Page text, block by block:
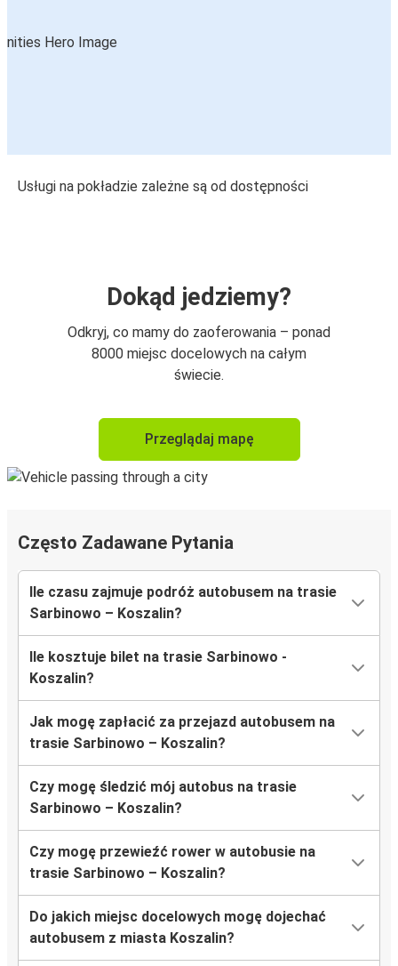
Usługi na pokładzie zależne są od dostępności
Dokąd jedziemy?
Odkryj, co mamy do zaoferowania – ponad
8000 miejsc docelowych na całym
świecie.
Przeglądaj mapę
Często Zadawane Pytania
Ile czasu zajmuje podróż autobusem na trasie
Sarbinowo – Koszalin?
Ile kosztuje bilet na trasie Sarbinowo -
Koszalin?
Jak mogę zapłacić za przejazd autobusem na
trasie Sarbinowo – Koszalin?
Czy mogę śledzić mój autobus na trasie
Sarbinowo – Koszalin?
Czy mogę przewieźć rower w autobusie na
trasie Sarbinowo – Koszalin?
Do jakich miejsc docelowych mogę dojechać
autobusem z miasta Koszalin?